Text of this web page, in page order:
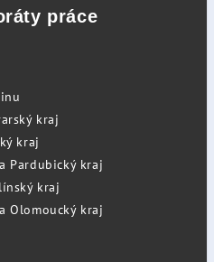
práce
kraj
kraj
Pardubický kraj
kraj
Olomoucký kraj